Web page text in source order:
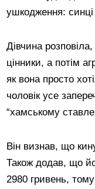
ушкодження:
Дівчина
цінники, а потім
як вона просто
чоловік усе
“хамському
Він визнав, що
Також додав, що
2980 гривень, тому